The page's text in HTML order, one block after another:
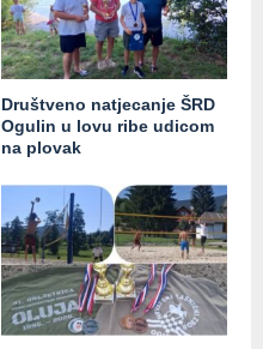
Društveno natjecanje ŠRD
Ogulin u lovu ribe udicom
na plovak